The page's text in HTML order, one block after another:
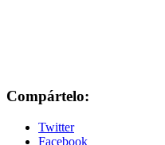
Compártelo:
Twitter
Facebook